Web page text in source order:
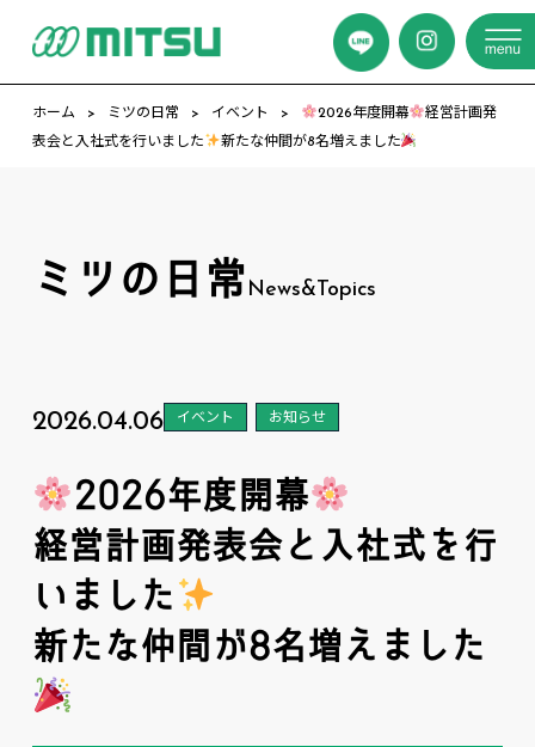
ホーム ミツの日常 イベント 2026年度開幕
経営計画発
表会と入社式を行いました
新たな仲間が8名増えました
ミツの日常News&Topics
2026.04.06 イベント お知らせ
2026年度開幕
経営計画発表会と入社式を行
いました
新たな仲間が8名増えました